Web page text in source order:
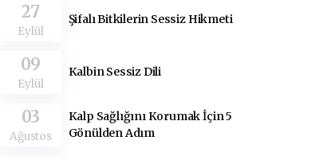
27
Eylül
Şifalı Bitkilerin Sessiz Hikmeti
09
Eylül
Kalbin Sessiz Dili
03
Ağustos
Kalp Sağlığını Korumak İçin 5
Gönülden Adım